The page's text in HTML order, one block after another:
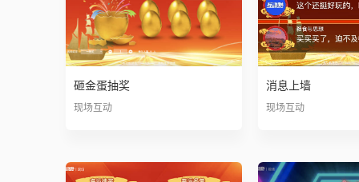
砸金蛋抽奖
现场互动
消息上墙
现场互动